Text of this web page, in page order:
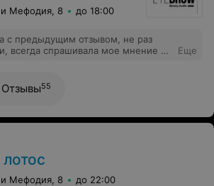
Мефодия, 8 до 18:00
с предыдущим отзывом, не раз
всегда спрашивала мое мнение и
Еще
Отзывы55
Мефодия, 8 до 22:00